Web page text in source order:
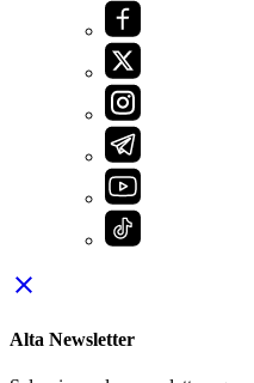
close
Alta Newsletter